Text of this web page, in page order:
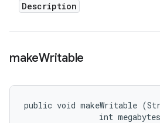
Description
makeWritable
public void makeWritable
int